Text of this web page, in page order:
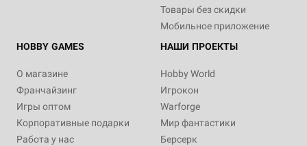
Товары без скидки
Мобильное приложение
HOBBY GAMES
О магазине
Франчайзинг
Игры оптом
Корпоративные подарки
Работа у нас
НАШИ ПРОЕКТЫ
Hobby World
Игрокон
Warforge
Мир фантастики
Берсерк